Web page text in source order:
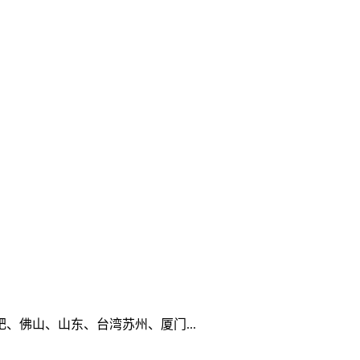
佛山、山东、台湾苏州、厦门...